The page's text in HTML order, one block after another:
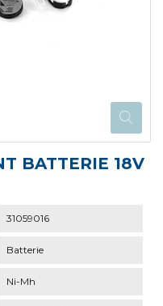
BATTERIE 18V
31059016
Batterie
Ni-Mh